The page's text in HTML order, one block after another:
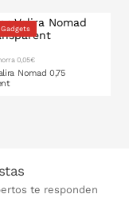
0,05€
Nomad 0,75
te responden